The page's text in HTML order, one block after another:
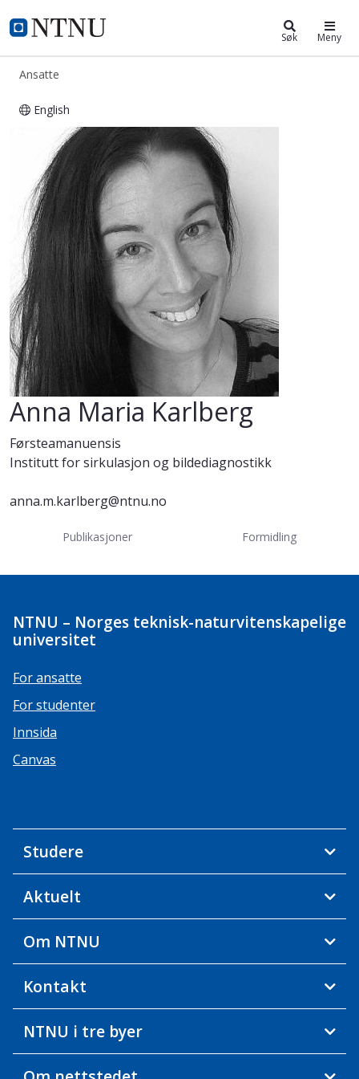
NTNU Hjemmeside
ntnu.no Søk Meny
Ansatte
English
Anna Maria Karlberg
Anna Maria Karlberg
Førsteamanuensis
Institutt for sirkulasjon og bildediagnostikk
anna.m.karlberg@ntnu.no
Publikasjoner Formidling
NTNU – Norges teknisk-naturvitenskapelige
universitet
For ansatte
For studenter
Innsida
Canvas
Studere
Aktuelt
Om NTNU
Kontakt
NTNU i tre byer